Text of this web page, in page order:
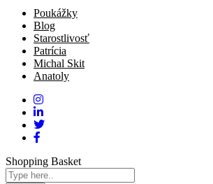
Poukážky
Blog
Starostlivosť
Patrícia
Michal Skit
Anatoly
Shopping Basket